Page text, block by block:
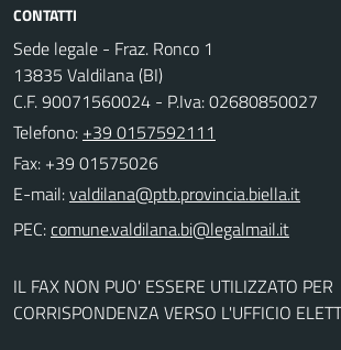
CONTATTI
Sede legale - Fraz. Ronco 1
13835 Valdilana (BI)
C.F. 90071560024 - P.Iva: 02680850027
Telefono: +39 0157592111
Fax: +39 01575026
E-mail:
PEC:
IL FAX NON PUO' ESSERE UTILIZZATO PER
CORRISPONDENZA VERSO L'UFFICIO